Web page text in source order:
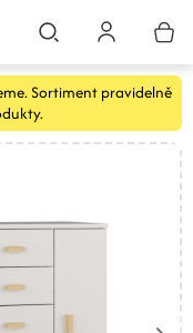
Sortiment pravidelně